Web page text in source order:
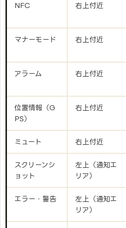
NFC 右上付近
マナーモード 右上付近
アラーム 右上付近
位置情報（G
PS）
右上付近
ミュート 右上付近
スクリーンシ
ョット
左上（通知エ
リア）
エラー・警告
左上（通知エ
リア）